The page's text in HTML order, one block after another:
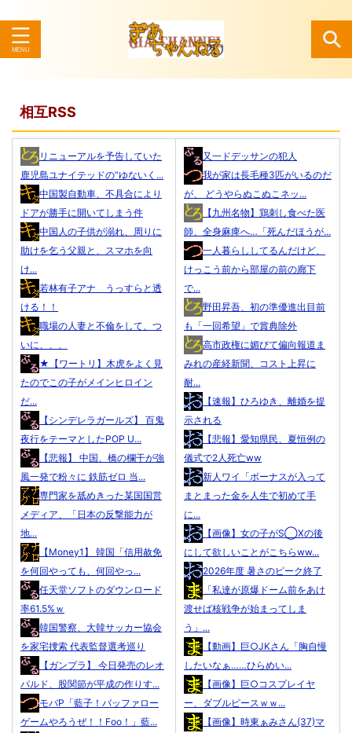
検索
相互RSS
リニューアルを予告していた
鹿児島ユナイテッドの“ゆないく...
中国製自動車、不具合により
ドアが勝手に開いてしまう件
中国人の子供が溺れ、周りに
助けを乞う父親と、スマホを向
け...
若林有子アナ うっすらと透
ける！！
職場の人妻と不倫をして、つ
いに、、、
★【ワートリ】木虎をよく見
たのでこの子がメインヒロイン
だ...
【シンデレラガールズ】 百鬼
夜行をテーマとしたPOP U...
【悲報】 中国、橋の欄干が強
風一発で粉々に 鉄筋ゼロ 当...
専門家を舐めきった某国国営
メディア、「日本の反撃能力が
地...
【Money1】 韓国「信用赦免
を何回やっても、何回やっ...
任天堂ソフトのダウンロード
率61.5%ｗ
韓国警察、大韓サッカー協会
を家宅捜索 代表監督選考巡り
【ガンプラ】 今日発売のレオ
パルド、股関節が平成の作りす...
モバP「藍子！バッファロー
ゲームやろうぜ！！Foo！」藍...
又一ドデッサンの犯人
我が家は長毛種3匹がいるのだ
が、 どうやらぬこぬこネッ...
【九州名物】鶏刺し食べた医
師、全身麻痺へ…「死んだほうが...
一人暮らししてるんだけど、
けっこう前から部屋の前の廊下
で...
野田昇吾、初の準優進出目前
も「一回希望」で賞典除外
高市政権に媚びて偏向報道ま
みれの産経新聞、コスト上昇に
耐...
【速報】ひろゆき、離婚を提
示される
【悲報】愛知県民、夏恒例の
儀式で2人死亡ww
新人ワイ「ボーナスが入って
まとまった金を人生で初めて手
に...
【画像】女の子がS◯Xの後
にして欲しいことがこちらww...
2026年度 暑さのピーク終了
「私達が原爆ドーム前をあけ
渡せば核戦争が始まってしま
う」...
【動画】巨○JKさん「胸自慢
したいなぁ……ひらめい...
【画像】巨○コスプレイヤ
ー、ダブルピースｗｗ...
【画像】時東ぁみさん(37)マ